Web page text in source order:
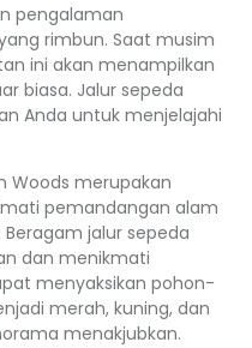
pengalaman
rimbun. Saat musim
ini akan menampilkan
biasa. Jalur sepeda
Anda untuk menjelajahi
Woods merupakan
pemandangan alam
jalur sepeda
dan menikmati
menyaksikan pohon-
merah, kuning, dan
menakjubkan.